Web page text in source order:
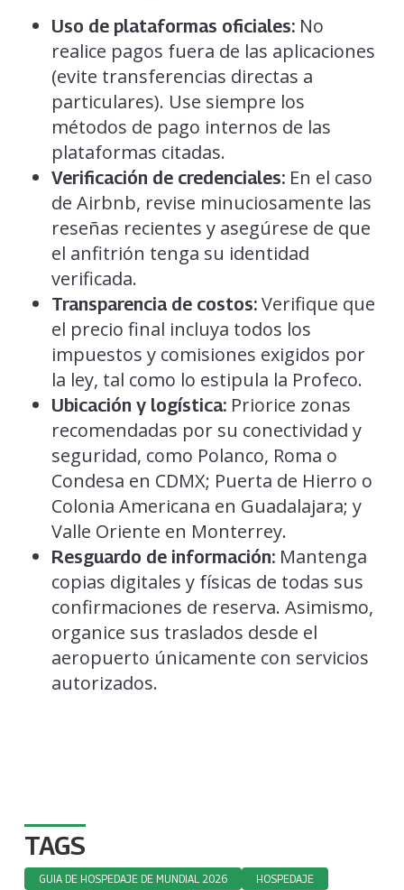
Uso de plataformas oficiales:No
realice pagos fuera de las aplicaciones
(evite transferencias directas a
particulares). Use siempre los
métodos de pago internos de las
plataformas citadas.
Verificación de credenciales:En el caso
de Airbnb, revise minuciosamente las
reseñas recientes y asegúrese de que
el anfitrión tenga su identidad
verificada.
Transparencia de costos:Verifique que
el precio final incluya todos los
impuestos y comisiones exigidos por
la ley, tal como lo estipula la Profeco.
Ubicación y logística:Priorice zonas
recomendadas por su conectividad y
seguridad, como Polanco, Roma o
Condesa en CDMX; Puerta de Hierro o
Colonia Americana en Guadalajara; y
Valle Oriente en Monterrey.
Resguardo de información:Mantenga
copias digitales y físicas de todas sus
confirmaciones de reserva. Asimismo,
organice sus traslados desde el
aeropuerto únicamente con servicios
autorizados.
TAGS
GUIA DE HOSPEDAJE DE MUNDIAL 2026
HOSPEDAJE